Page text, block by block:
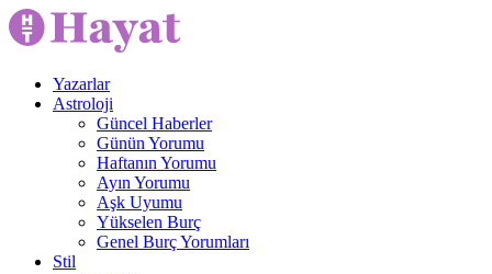
Yazarlar
Astroloji
Güncel Haberler
Günün Yorumu
Haftanın Yorumu
Ayın Yorumu
Aşk Uyumu
Yükselen Burç
Genel Burç Yorumları
Stil